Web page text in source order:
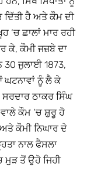
ਹੈ ਅਤੇ ਕੌਮ ਦੀ
ਛਾਲਾਂ ਮਾਰ ਰਹੀ
ਕੇ, ਕੌਮੀ ਜਜ਼ਬੇ ਦਾ
30 ਜੁਲਾਈ 1873,
ਘਟਨਾਵਾਂ ਨੂੰ ਲੈ ਕੇ
ਸਰਦਾਰ ਠਾਕਰ ਸਿੰਘ
ਕੌਮ ‘ਚ ਸ਼ੁਰੂ ਹੋ
ਕੌਮੀ ਨਿਘਾਰ ਦੇ
ਨਾਲ ਫੈਸਲਾ
ਤੋਂ ਉਹੋ ਜਿਹੀ